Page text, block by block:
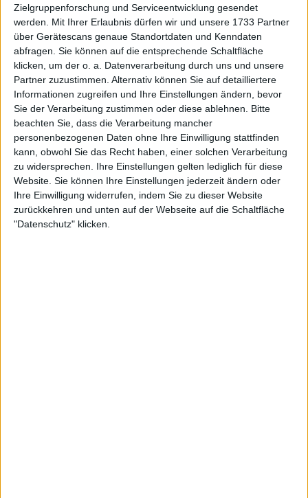
Zielgruppenforschung und Serviceentwicklung gesendet
werden. Mit Ihrer Erlaubnis dürfen wir und unsere 1733 Partner
über Gerätescans genaue Standortdaten und Kenndaten
abfragen. Sie können auf die entsprechende Schaltfläche
klicken, um der o. a. Datenverarbeitung durch uns und unsere
Partner zuzustimmen. Alternativ können Sie auf detailliertere
Informationen zugreifen und Ihre Einstellungen ändern, bevor
Sie der Verarbeitung zustimmen oder diese ablehnen. Bitte
beachten Sie, dass die Verarbeitung mancher
personenbezogenen Daten ohne Ihre Einwilligung stattfinden
kann, obwohl Sie das Recht haben, einer solchen Verarbeitung
zu widersprechen. Ihre Einstellungen gelten lediglich für diese
Website. Sie können Ihre Einstellungen jederzeit ändern oder
Ihre Einwilligung widerrufen, indem Sie zu dieser Website
zurückkehren und unten auf der Webseite auf die Schaltfläche
"Datenschutz" klicken.
WTA
WTA-Ranglisten-Update: Elena Rybakina rückt an
Sabalenkas Platz 1 der Weltrangliste heran,
während Muchova nach Stuttgarter Finaleinzug
auf die Top 10 zusteuert
20 April 2026